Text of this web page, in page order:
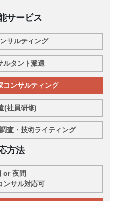
サービス
サルティング
ルタント派遣
コンサルティング
(社員研修)
査・技術ライティング
方法
or 夜間
ンサル対応可